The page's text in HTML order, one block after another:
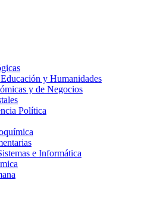
y Humanidades
y de Negocios
Política
e Informática